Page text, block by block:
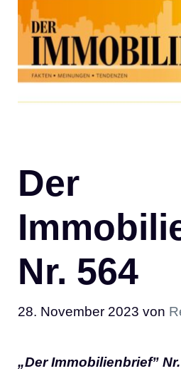
Der
Nr. 564
28. November 2023 von
„Der Immobilienbrief”